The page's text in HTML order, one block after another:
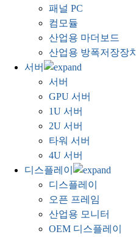
패널 PC
컴모듈
산업용 마더보드
산업용 방폭저장장치
서버
서버
GPU 서버
1U 서버
2U 서버
타워 서버
4U 서버
디스플레이
디스플레이
오픈 프레임
산업용 모니터
OEM 디스플레이